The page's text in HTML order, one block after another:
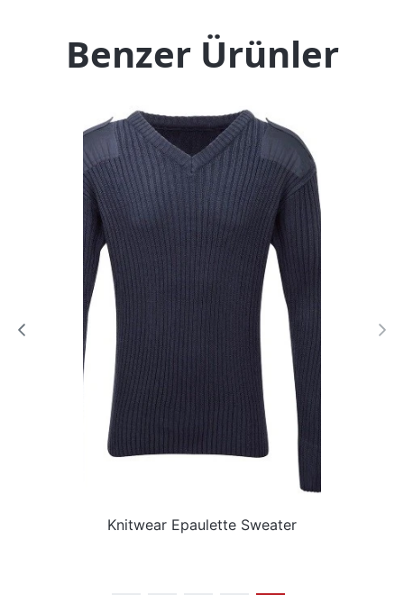
Benzer Ürünler
Knitwear Epaulette Sweater